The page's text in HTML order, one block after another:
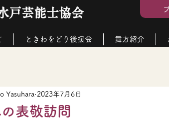
戸芸能士協会
ときわをどり後援会 舞方紹介
表敬訪問
Yasuhara 2023年7月6日